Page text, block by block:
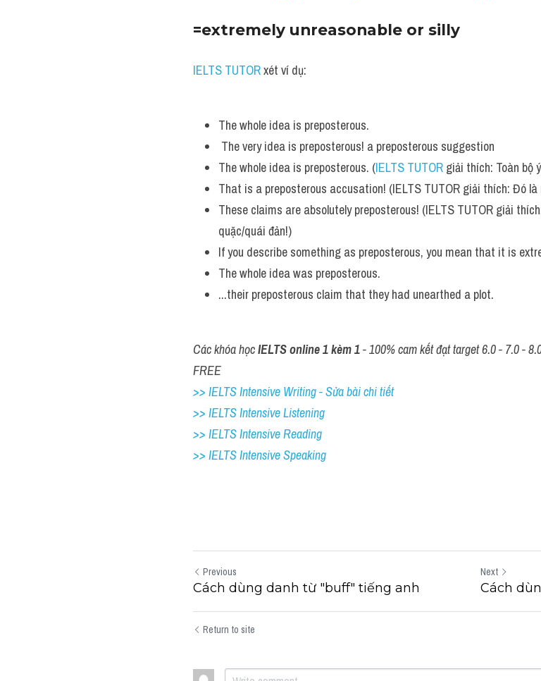
=extremely unreasonable or silly
IELTS TUTOR xét ví dụ:
The whole idea is preposterous.
The very idea is preposterous! a preposterous suggestion
The whole idea is preposterous. (IELTS TUTOR giải thích: Toàn bộ
That is a preposterous accusation! (IELTS TUTOR giải thích: Đó
These claims are absolutely preposterous! (IELTS TUTOR giải
quặc/quái đản!)
If you describe something as preposterous, you mean that it is
The whole idea was preposterous.
...their preposterous claim that they had unearthed a plot.
Các khóa học IELTS online 1 kèm 1 - 100% cam kết đạt target 6.0 - 7.0 -
FREE
>> IELTS Intensive Writing - Sửa bài chi tiết
>> IELTS Intensive Listening
>> IELTS Intensive Reading
>> IELTS Intensive Speaking
Previous
Cách dùng danh từ "buff" tiếng anh
Next
Cách
Return to site